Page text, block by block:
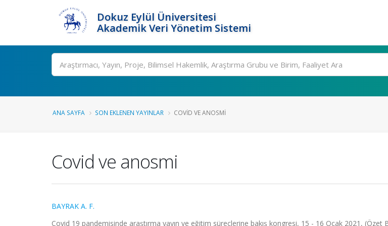
Dokuz Eylül Üniversitesi
Akademik Veri Yönetim Sistemi
Ara
ANA SAYFA SON EKLENEN YAYINLAR COVID VE ANOSMI
Covid ve anosmi
BAYRAK A. F.
Covid 19 pandemisinde araştırma yayın ve eğitim süreçlerine bakış kongresi, 15 - 16 Ocak 2021, (Özet